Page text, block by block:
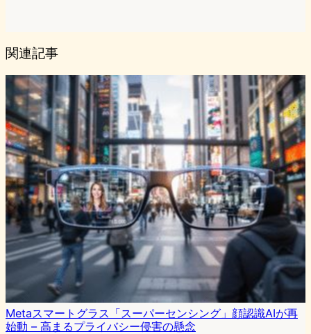
関連記事
Metaスマートグラス「スーパーセンシング」顔認識AIが再
始動 – 高まるプライバシー侵害の懸念